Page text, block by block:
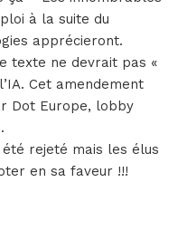
à la suite du
apprécieront.
texte ne devrait pas «
Cet amendement
Dot Europe, lobby
été rejeté mais les élus
en sa faveur !!!